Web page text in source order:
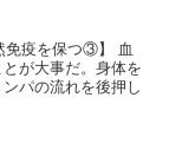
免疫を保つ③】 血
が大事だ。身体を
パの流れを後押し